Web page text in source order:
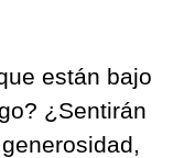
están bajo
¿Sentirán